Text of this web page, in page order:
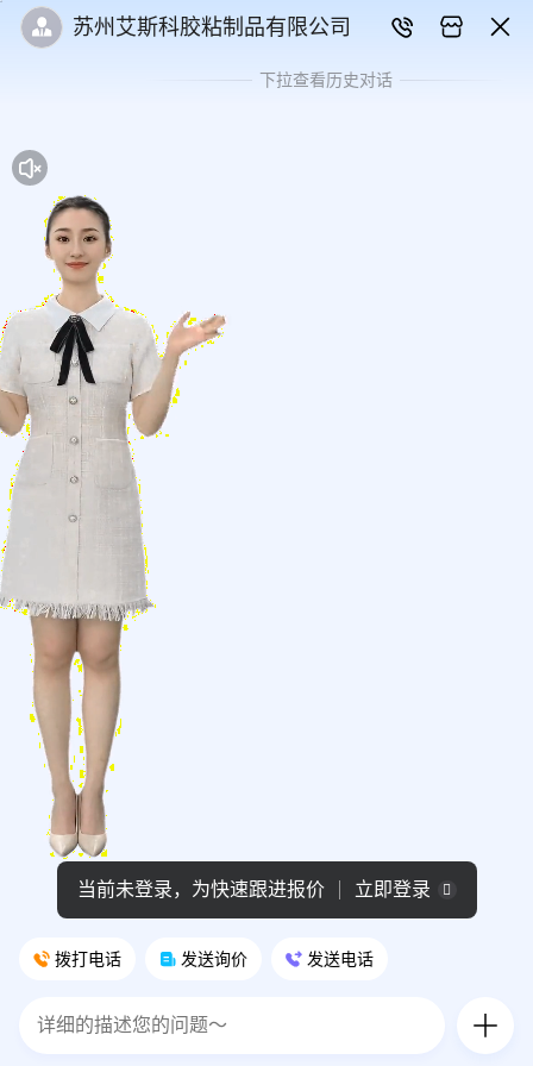
苏州艾斯科胶粘制品有限公司
下拉查看历史对话
拨打电话 发送询价 发送电话
当前未登录，为快速跟进报价 立即登录